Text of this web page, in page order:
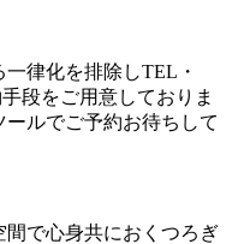
律化を排除しTEL・
段をご用意しておりま
ルでご予約お待ちして
で心身共におくつろぎ